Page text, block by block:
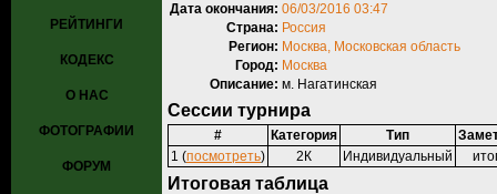
РЕЙТИНГИ
КОДЕКС
О НАС
ФОТОГРАФИИ
ФОРУМ
Дата окончания: 06/03/2016 03:47
Страна: Россия
Регион: Москва, Московская область
Город: Москва
Описание: м. Нагатинская
Сессии турнира
# Категория Тип
1 (посмотреть) 2К Индивидуальный
Итоговая таблица